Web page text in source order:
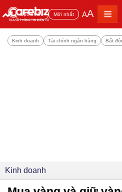
Đọc nhiều Mới nhất AA
Kinh doanh Tài chính ngân hàng Bất
Kinh doanh